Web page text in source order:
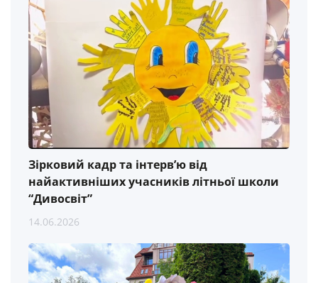
Зірковий кадр та інтерв’ю від
найактивніших учасників літньої школи
“Дивосвіт”
14.06.2026